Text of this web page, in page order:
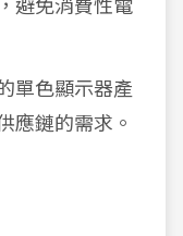
避免消費性電
單色顯示器產
應鏈的需求。